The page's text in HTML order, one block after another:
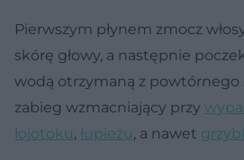
Pierwszym płynem zmocz
skórę głowy, a następnie
wodą otrzymaną z powtórnego
zabieg wzmacniający przy
łojotoku, łupieżu, a nawet